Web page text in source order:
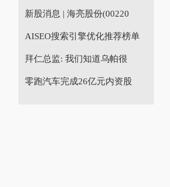
新股消息 | 海亮股份(00220
AISEO搜索引擎优化推荐榜单
拜仁总监: 我们知道乌帕很
零跑汽车完成26亿元内资股